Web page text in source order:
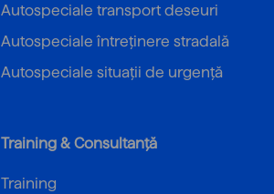
Autospeciale transport deseuri
Autospeciale întreținere stradală
Autospeciale situații de urgență
Training & Consultanță
Training